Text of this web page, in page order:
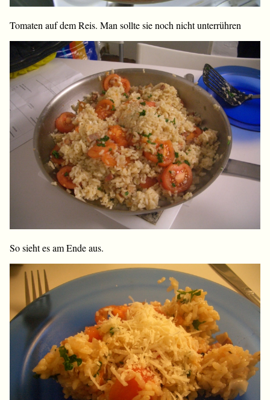
Tomaten auf dem Reis. Man sollte sie noch nicht unterrühren
So sieht es am Ende aus.